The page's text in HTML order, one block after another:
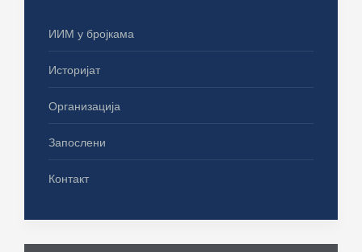
ИИМ у бројкама
Историјат
Организација
Запослени
Контакт